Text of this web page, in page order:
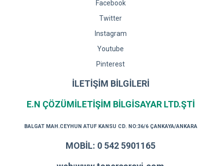
Facebook
Twitter
Instagram
Youtube
Pinterest
İLETİŞİM BİLGİLERİ
E.N ÇÖZÜMİLETİŞİM BİLGİSAYAR LTD.ŞTİ
BALGAT MAH.CEYHUN ATUF KANSU CD. NO:36/6 ÇANKAYA/ANKARA
MOBİL: 0 542 5901165